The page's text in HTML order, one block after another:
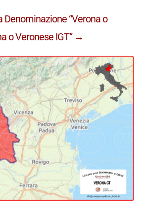
Denominazione “Verona o
o Veronese IGT” →